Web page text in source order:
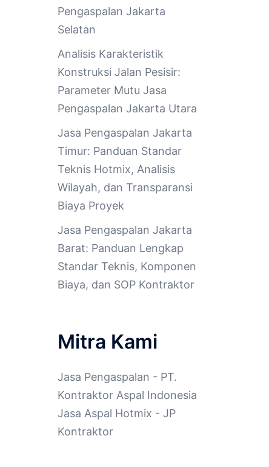
Pengaspalan Jakarta
Selatan
Analisis Karakteristik
Konstruksi Jalan Pesisir:
Parameter Mutu Jasa
Pengaspalan Jakarta Utara
Jasa Pengaspalan Jakarta
Timur: Panduan Standar
Teknis Hotmix, Analisis
Wilayah, dan Transparansi
Biaya Proyek
Jasa Pengaspalan Jakarta
Barat: Panduan Lengkap
Standar Teknis, Komponen
Biaya, dan SOP Kontraktor
Mitra Kami
Jasa Pengaspalan - PT.
Kontraktor Aspal Indonesia
Jasa Aspal Hotmix - JP
Kontraktor